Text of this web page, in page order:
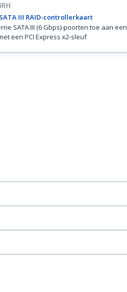
III RAID-controllerkaart
SATA III (6 Gbps)-poorten toe aan een
een PCI Express x2-sleuf